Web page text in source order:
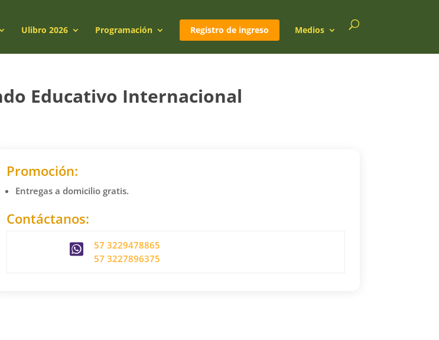
Ulibro 2026 Programación Registro de ingreso Medios
Educativo Internacional
Promoción:
Entregas a domicilio gratis.
Contáctanos:
57 3229478865
57 3227896375